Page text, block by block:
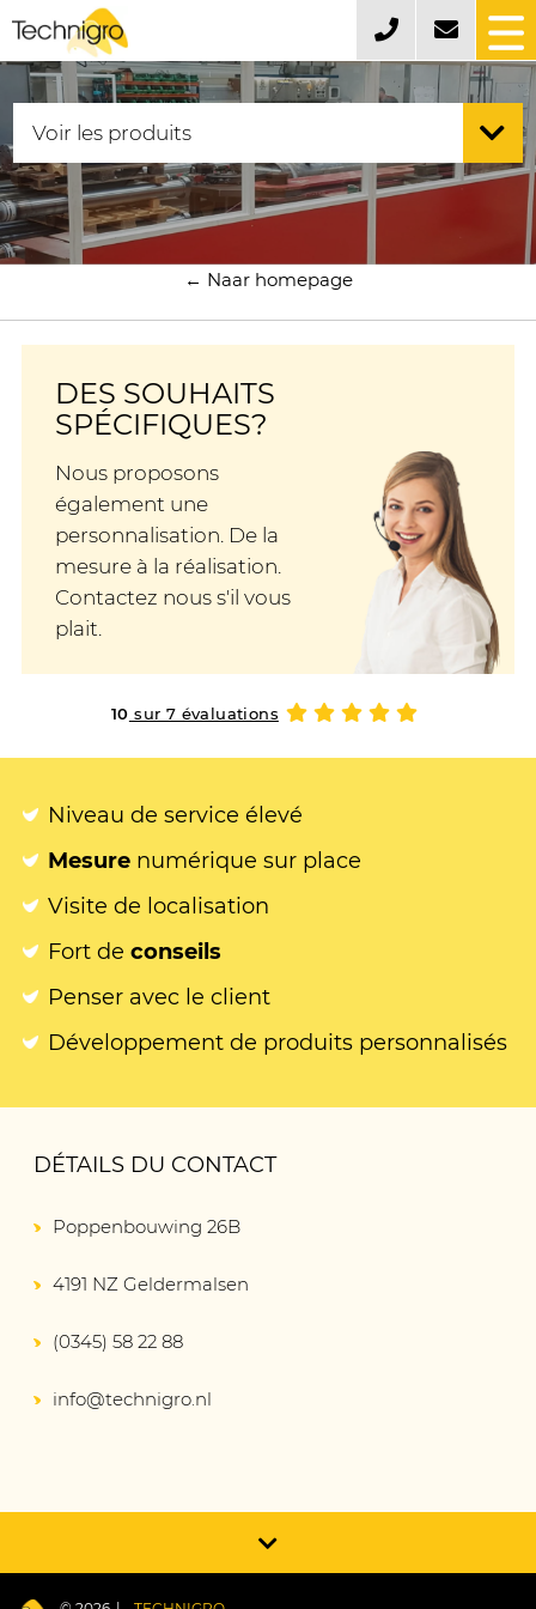
← Naar homepage
DES SOUHAITS
SPÉCIFIQUES?
Nous proposons
également une
personnalisation. De la
mesure à la réalisation.
Contactez nous s'il vous
plait.
10 sur 7 évaluations
Niveau de service élevé
Mesure numérique sur place
Visite de localisation
Fort de conseils
Penser avec le client
Développement de produits personnalisés
DÉTAILS DU CONTACT
Poppenbouwing 26B
4191 NZ Geldermalsen
(0345) 58 22 88
info@technigro.nl